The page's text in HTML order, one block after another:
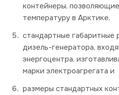
контейнеры,
температуру в Арктике,
стандартные габаритные
дизель-генератора,
энергоцентра,
марки электроагрегата и
размеры стандартных